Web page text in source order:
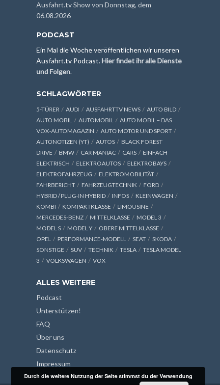
Ausfahrt.tv Show von Donnstag, dem
06.08.2026
PODCAST
Ein Mal die Woche veröffentlichen wir unseren
Ausfahrt.tv Podcast.Hier findet ihr alle Dienste
und Folgen.
SCHLAGWÖRTER
5-TÜRER AUDI AUSFAHRTTV NEWS
AUTO BILD
AUTO MOBIL
AUTOMOBIL
AUTO MOBIL – DAS
VOX-AUTOMAGAZIN
AUTO MOTOR UND SPORT
AUTONOTIZEN (YT)
AUTOS
BLACK FOREST
DRIVE
BMW CAR MANIAC CARS
EINFACH
ELEKTRISCH
ELEKTROAUTOS
ELEKTROBAYS
ELEKTROFAHRZEUG
ELEKTROMOBILITÄT
FAHRBERICHT
FAHRZEUGTECHNIK
FORD
HYBRID / PLUG-IN HYBRID
INFOS
KLEINWAGEN
KOMBI
KOMPAKTKLASSE
LIMOUSINE
MERCEDES-BENZ
MITTELKLASSE
MODEL 3
MODEL S
MODEL Y
OBERE MITTELKLASSE
OPEL
PERFORMANCE-MODELL SEAT
SKODA
SONSTIGE
SUV TECHNIK TESLA
TESLA MODEL
3
VOLKSWAGEN VOX
ALLES WEITERE
Podcast
Unterstützen!
FAQ
Über uns
Datenschutz
Impressum
Durch die weitere Nutzung der Seite stimmst du der Verwendung